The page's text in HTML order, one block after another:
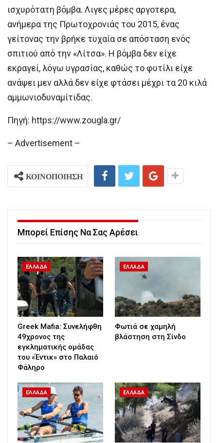
ισχυρότατη βόμβα. Λιγες μέρες αργοτερα,
ανήμερα της Πρωτοχρονιάς του 2015, ένας
γείτονας την βρήκε τυχαία σε απόσταση ενός
σπιτιού από την «Λίτσα». Η βόμβα δεν είχε
εκραγεί, λόγω υγρασίας, καθώς το φυτίλι είχε
ανάψει μεν αλλά δεν είχε φτάσει μέχρι τα 20 κιλά
αμμωνιοδυναμίτιδας.
Πηγή: https://www.zougla.gr/
– Advertisement –
ΚΟΙΝΟΠΟΙΗΣΗ
Μπορεί Επίσης Να Σας Αρέσει
ΕΛΛΑΔΑ
Greek Mafia: Συνελήφθη
49χρονος της
εγκληματικής ομάδας
του «Έντικ» στο Παλαιό
Φάληρο
ΕΛΛΑΔΑ
Φωτιά σε χαμηλή
βλάστηση στη Σίνδο
ΕΛΛΑΔΑ ΕΛΛΑΔΑ